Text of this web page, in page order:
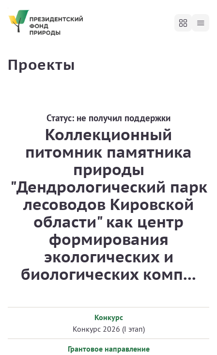
Проекты
Статус: не получил поддержки
Коллекционный
питомник памятника
природы
"Дендрологический парк
лесоводов Кировской
области" как центр
формирования
экологических и
биологических комп...
Конкурс
Конкурс 2026 (I этап)
Грантовое направление